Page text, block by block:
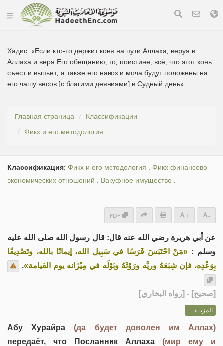
Хадис: «Если кто-то держит коня на пути Аллаха, веруя в
Аллаха и веря Его обещанию, то, поистине, всё, что этот конь
съест и выпьет, а также его навоз и моча будут положены на
его чашу весов [с благими деяниями] в Судный день».
Главная страница
Классификации
Фикх и его методология
Классификация: Фикх и его методология . Фикх финансово-
экономических отношений . Вакуфное имущество .
PDF + -
عن أبي هريرة رضي الله عنه قال: قال رسول الله صلى الله عليه
وسلم : «مَنْ احْتَبَسَ فَرَسًا في سَبِيل الله، إيمانًا بالله، وتَصْدِيقًا
بِوَعْدِه، فإن شِبَعَهُ وريَّه ورَوْثَهُ وبَوْلَه في مِيْزَانه يوم القيامة».
[صحيح] - [رواه البخاري]
المزيــد ...
Абу Хурайра(да будет доволен им Аллах)
передаёт, что Посланник Аллаха (мир ему и